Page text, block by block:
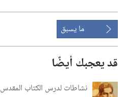
ما يسبق
قد يعجبك أيضًا
نشاطات لدرس الكتاب المقدس